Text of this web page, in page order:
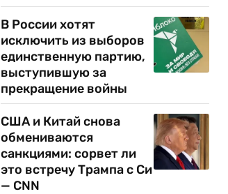
В России хотят
исключить из выборов
единственную партию,
выступившую за
прекращение войны
США и Китай снова
обмениваются
санкциями: сорвет ли
это встречу Трампа с Си
— CNN